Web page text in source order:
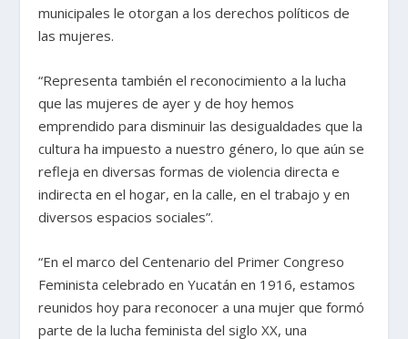
municipales le otorgan a los derechos políticos de
las mujeres.
“Representa también el reconocimiento a la lucha
que las mujeres de ayer y de hoy hemos
emprendido para disminuir las desigualdades que la
cultura ha impuesto a nuestro género, lo que aún se
refleja en diversas formas de violencia directa e
indirecta en el hogar, en la calle, en el trabajo y en
diversos espacios sociales”.
“En el marco del Centenario del Primer Congreso
Feminista celebrado en Yucatán en 1916, estamos
reunidos hoy para reconocer a una mujer que formó
parte de la lucha feminista del siglo XX, una